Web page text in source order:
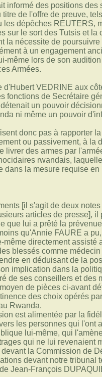
informé des positions des
de l'offre de preuve,
les dépêches REUTERS,
sur le sort des Tutsis et
la nécessite de
à un engagement
même lors de son
Armées.
d'Hubert VEDRINE aux
fonctions de Secrétaire
un pouvoir
ni même un pouvoir
donc pas à rapporter
ou passivement, à la
livrer des armes par
rwandais,
dans la mesure requise
[il s'agit de deux
articles de presse],
que lui a prêté la
qu'Annie FAURE a
même directement assisté
blessés comme
en déduisant de la
implication dans la
de ses conseillers et des
de pièces ci-avant
des choix opérés
Rwanda.
est alimentée par la
les personnes qui l'ont
lui-même, qui
qui ne lui revenaient
la Commission de
devant notre tribunal
Jean-François